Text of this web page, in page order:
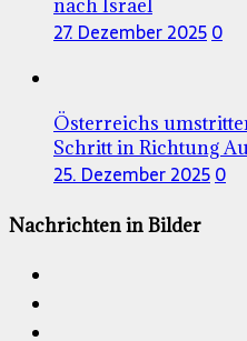
nach Israel
27. Dezember 20250
Österreichs
Schritt in Richtung
25. Dezember 20250
Nachrichten in Bilder